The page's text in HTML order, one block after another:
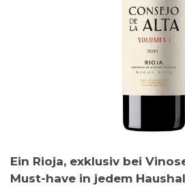
Anfang
der
Ein Rioja, exklusiv bei
Must-have in jedem